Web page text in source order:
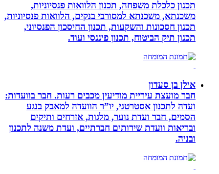
תכנון כלכלת משפחה, תכנון הלוואות פנסיוניות,
משכנתא, משכנתא למסורבי בנקים, הלוואות פנסיוניות,
תכנון חסכונות והשקעות, תכנון החיסכון הפנסיוני,
תכנון תיק הביטוח, תכנון פיננסי ועוד.
אילן בן סעדון
חבר מועצת עיריית מודיעין מכבים רעות. חבר בוועדות:
ועדה לתכנון אסטרטגי, יו”ר הוועדה למאבק בנגע
הסמים, חבר ועדת נוער, מלגות, אזרחים ותיקים
ובריאות וועדת שירותים חברתיים, ועדת משנה לתכנון